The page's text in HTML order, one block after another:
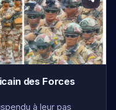
des Forces
à leur pas
a transformé le
de…
de La tribune du